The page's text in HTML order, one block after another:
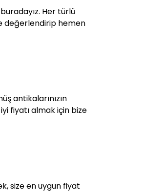
Her türlü
değerlendirip hemen
antikalarınızın
fiyatı almak için bize
size en uygun fiyat